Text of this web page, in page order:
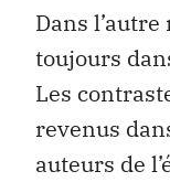
Dans
toujours
Les
revenus
auteurs de